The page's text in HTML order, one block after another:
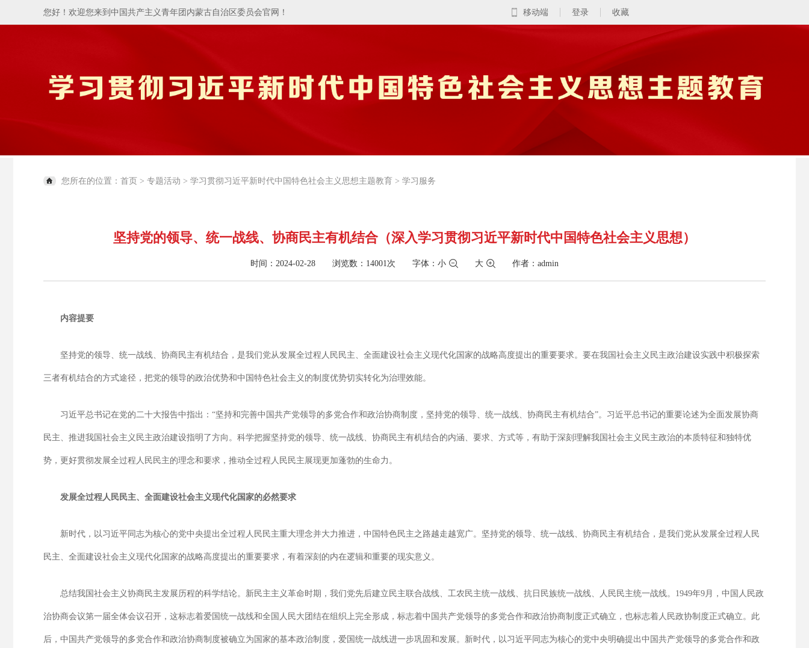
您好！欢迎您来到中国共产主义青年团内蒙古自治区委员会官网！ 移动端 登录 收藏
您所在的位置： 首页 > 专题活动 > 学习贯彻习近平新时代中国特色社会主义思想主题教育 > 学习服务
坚持党的领导、统一战线、协商民主有机结合（深入学习贯彻习近平新时代中国特色社会主义思想）
时间：2024-02-28 浏览数：14001次 字体： 小 大 作者：admin
内容提要
坚持党的领导、统一战线、协商民主有机结合，是我们党从发展全过程人民民主、全面建设社会主义现代化国家的战略高度提出的重要要求。要在我国社会主义民主政治建设实践中积极探索
三者有机结合的方式途径，把党的领导的政治优势和中国特色社会主义的制度优势切实转化为治理效能。
习近平总书记在党的二十大报告中指出：“坚持和完善中国共产党领导的多党合作和政治协商制度，坚持党的领导、统一战线、协商民主有机结合”。习近平总书记的重要论述为全面发展协商
民主、推进我国社会主义民主政治建设指明了方向。科学把握坚持党的领导、统一战线、协商民主有机结合的内涵、要求、方式等，有助于深刻理解我国社会主义民主政治的本质特征和独特优
势，更好贯彻发展全过程人民民主的理念和要求，推动全过程人民民主展现更加蓬勃的生命力。
发展全过程人民民主、全面建设社会主义现代化国家的必然要求
新时代，以习近平同志为核心的党中央提出全过程人民民主重大理念并大力推进，中国特色民主之路越走越宽广。坚持党的领导、统一战线、协商民主有机结合，是我们党从发展全过程人民
民主、全面建设社会主义现代化国家的战略高度提出的重要要求，有着深刻的内在逻辑和重要的现实意义。
总结我国社会主义协商民主发展历程的科学结论。新民主主义革命时期，我们党先后建立民主联合战线、工农民主统一战线、抗日民族统一战线、人民民主统一战线。1949年9月，中国人民政
治协商会议第一届全体会议召开，这标志着爱国统一战线和全国人民大团结在组织上完全形成，标志着中国共产党领导的多党合作和政治协商制度正式确立，也标志着人民政协制度正式确立。此
后，中国共产党领导的多党合作和政治协商制度被确立为国家的基本政治制度，爱国统一战线进一步巩固和发展。新时代，以习近平同志为核心的党中央明确提出中国共产党领导的多党合作和政